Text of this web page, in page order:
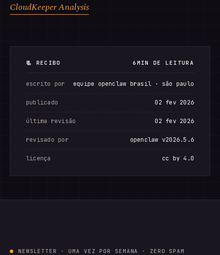
CloudKeeper Analysis
📃 RECIBO 6MIN DE LEITURA
escrito por equipe openclaw brasil · são paulo
publicado 02 fev 2026
última revisão 02 fev 2026
revisado por openclaw v2026.5.6
licença cc by 4.0
NEWSLETTER · UMA VEZ POR SEMANA · ZERO SPAM